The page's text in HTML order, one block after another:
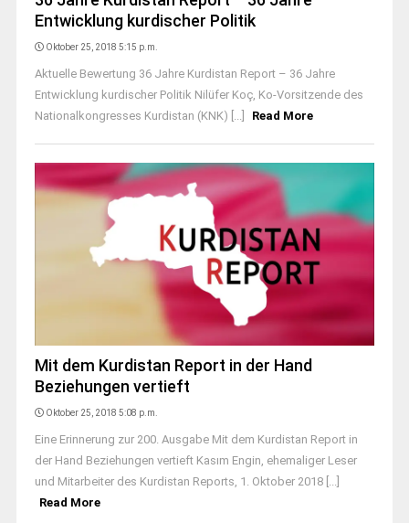
Entwicklung kurdischer Politik
Oktober 25, 2018 5:15 p.m.
Aktuelle Bewertung 36 Jahre Kurdistan Report – 36 Jahre
Entwicklung kurdischer Politik Nilüfer Koç, Ko-Vorsitzende des
Nationalkongresses Kurdistan (KNK) [...]
Read More
Mit dem Kurdistan Report in der Hand
Beziehungen vertieft
Oktober 25, 2018 5:08 p.m.
Eine Erinnerung zur 200. Ausgabe Mit dem Kurdistan Report in
der Hand Beziehungen vertieft Kasım Engin, ehemaliger Leser
und Mitarbeiter des Kurdistan Reports, 1. Oktober 2018 [...]
Read More